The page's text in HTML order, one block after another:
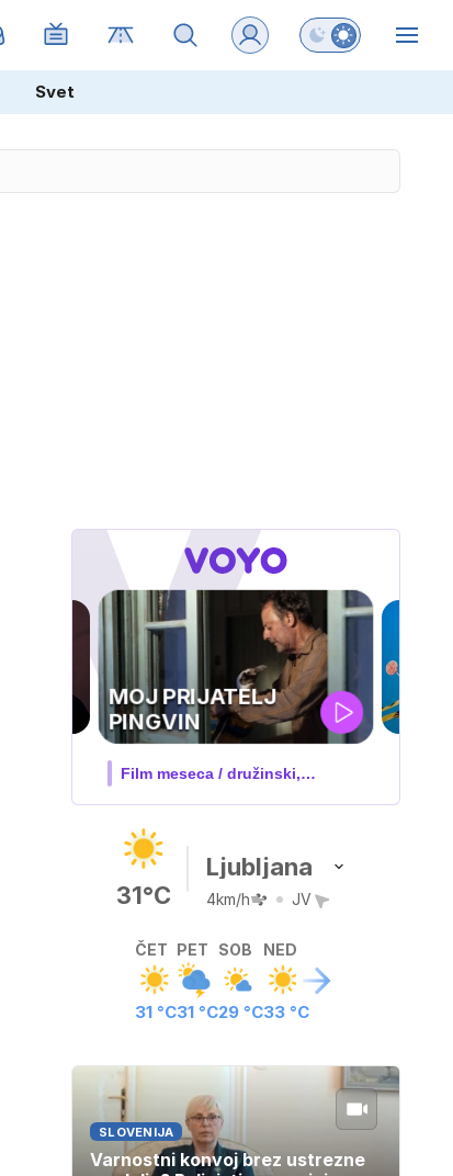
Preklopi barvni
Svet
IQ 160
Nova hrvaška serija
31°C
Ljubljana
4km/h JV
ČET
31 °C
PET
31 °C
SOB
29 °C
NED
33 °C
SLOVENIJA
Varnostni konvoj brez ustrezne